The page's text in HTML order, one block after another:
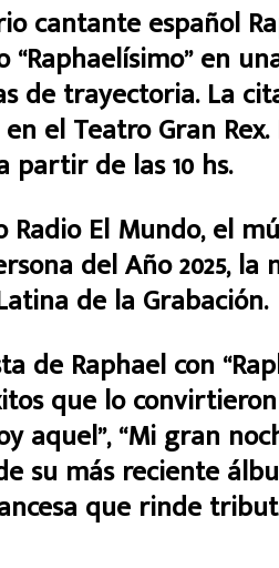
cantante español
“Raphaelísimo” en
de trayectoria. La
el Teatro Gran
partir de las 10 hs.
Radio El Mundo, el
del Año 2025,
de la Grabación.
de Raphael con
que lo
aquel”, “Mi gran
su más reciente
que rinde